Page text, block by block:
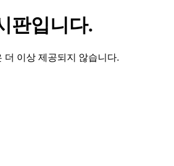
판입니다.
더 이상 제공되지 않습니다.